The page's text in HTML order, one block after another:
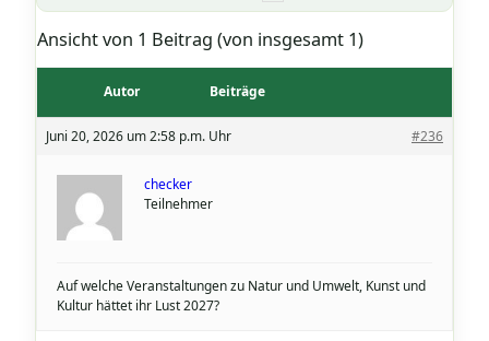
Ansicht von 1 Beitrag (von insgesamt 1)
Autor Beiträge
Juni 20, 2026 um 2:58 p.m. Uhr #236
checker
Teilnehmer
Auf welche Veranstaltungen zu Natur und Umwelt, Kunst und
Kultur hättet ihr Lust 2027?